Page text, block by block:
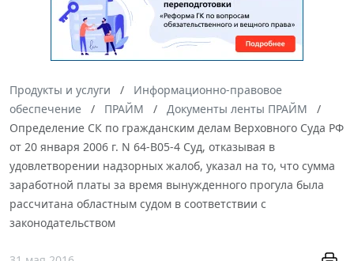
Продукты и услуги
Информационно-правовое
обеспечение
ПРАЙМ
Документы ленты ПРАЙМ
Определение СК по гражданским делам Верховного Суда РФ
от 20 января 2006 г. N 64-B05-4 Суд, отказывая в
удовлетворении надзорных жалоб, указал на то, что сумма
заработной платы за время вынужденного прогула была
раcсчитана областным судом в соответствии с
законодательством